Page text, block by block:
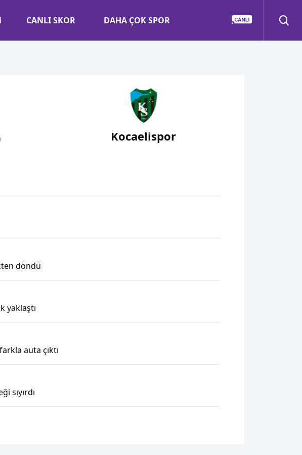
CANLI SKOR DAHA ÇOK SPOR
Kocaelispor
döndü
yaklaştı
auta çıktı
sıyırdı